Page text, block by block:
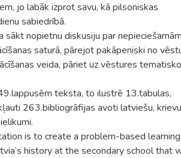
jo labāk izprot savu, kā pilsoniskas
sabiedrībā.
sākt nopietnu diskusiju par nepieciešamām
saturā, pārejot pakāpeniski no
veida, pāriet uz vēstures tematisko
teksta, to ilustrē 13.tabulas,
263.bibliogrāfijas avoti latviešu,
is to create a problem-based learning
history at the secondary school that